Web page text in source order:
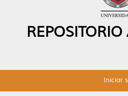
Iniciar